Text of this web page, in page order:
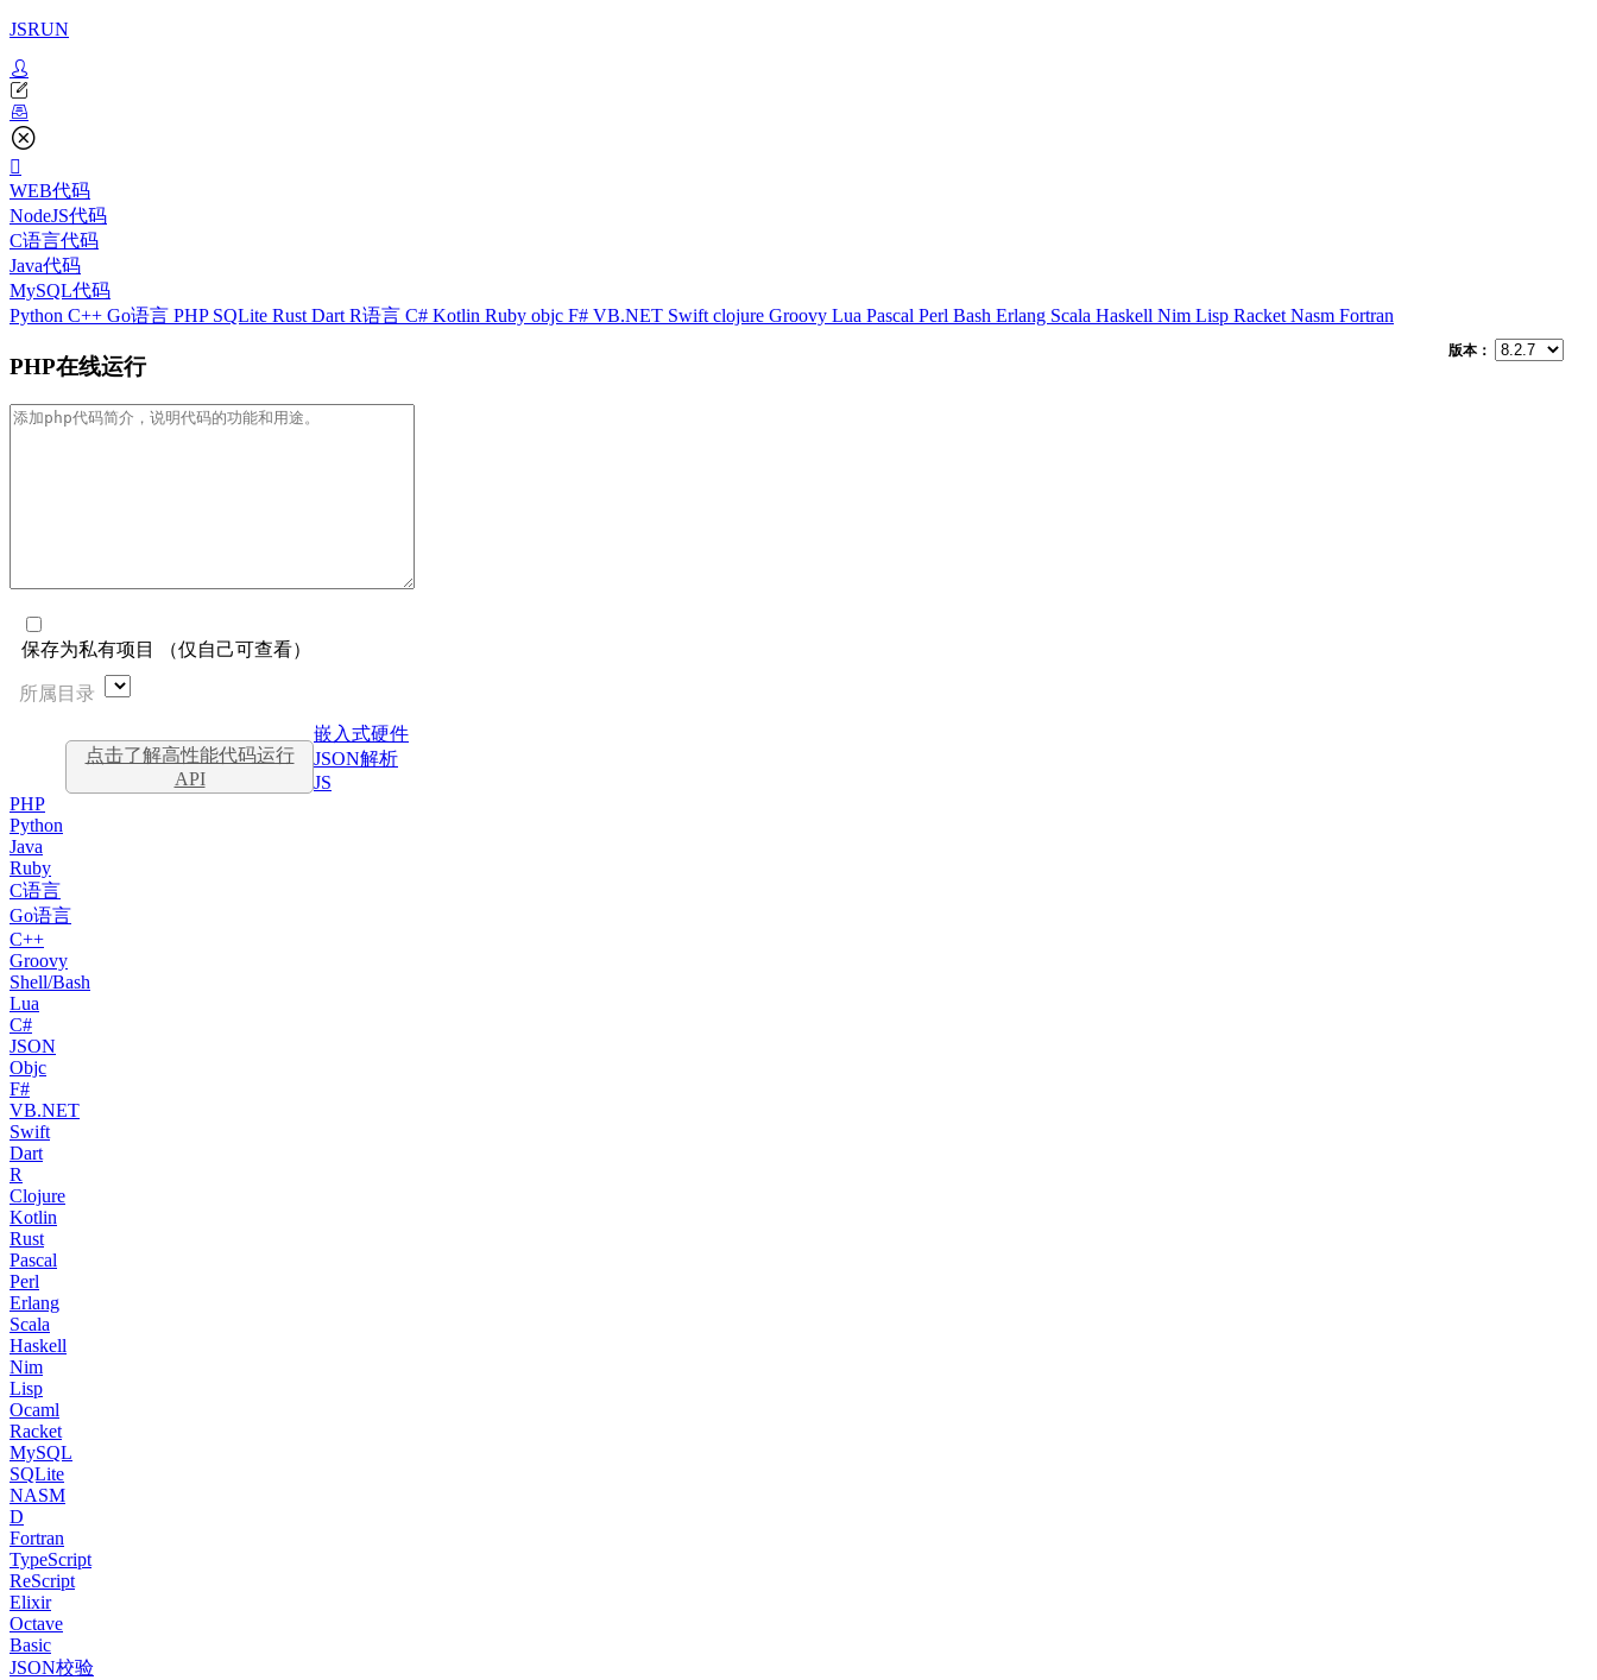
JSRUN
WEB代码
NodeJS代码
C语言代码
Java代码
MySQL代码
Python C++ Go语言 PHP SQLite Rust Dart R语言 C# Kotlin Ruby objc F# VB.NET Swift clojure Groovy Lua Pascal Perl Bash Erlang Scala Haskell Nim Lisp Racket Nasm Fortran
PHP在线运行
版本：
保存为私有项目 （仅自己可查看）
所属目录
点击了解高性能代码运行
API
嵌入式硬件
JSON解析
JS
PHP
Python
Java
Ruby
C语言
Go语言
C++
Groovy
Shell/Bash
Lua
C#
JSON
Objc
F#
VB.NET
Swift
Dart
R
Clojure
Kotlin
Rust
Pascal
Perl
Erlang
Scala
Haskell
Nim
Lisp
Ocaml
Racket
MySQL
SQLite
NASM
D
Fortran
TypeScript
ReScript
Elixir
Octave
Basic
JSON校验